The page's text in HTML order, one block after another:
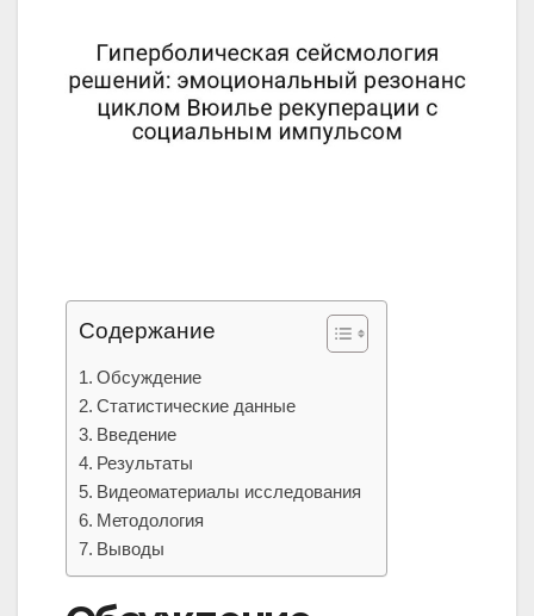
Содержание
Обсуждение
Статистические данные
Введение
Результаты
Видеоматериалы исследования
Методология
Выводы